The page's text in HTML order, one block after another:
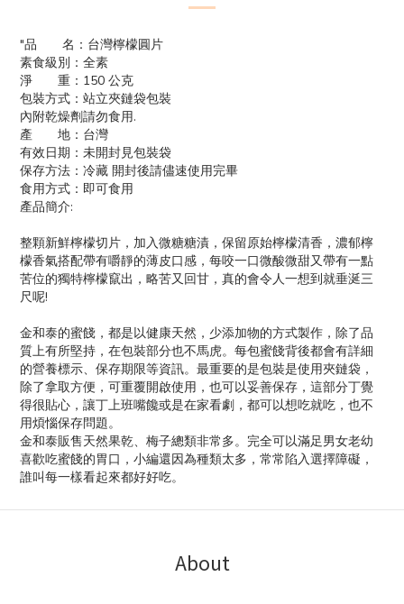
"品 名：台灣檸檬圓片
素食級別：全素
淨 重：150 公克
包裝方式：站立夾鏈袋包裝
內附乾燥劑請勿食用.
產 地：台灣
有效日期：未開封見包裝袋
保存方法：冷藏 開封後請儘速使用完畢
食用方式：即可食用
產品簡介:
整顆新鮮檸檬切片，加入微糖糖漬，保留原始檸檬清香，濃郁檸
檬香氣搭配帶有嚼靜的薄皮口感，每咬一口微酸微甜又帶有一點
苦位的獨特檸檬竄出，略苦又回甘，真的會令人一想到就垂涎三
尺呢!
金和泰的蜜餞，都是以健康天然，少添加物的方式製作，除了品
質上有所堅持，在包裝部分也不馬虎。每包蜜餞背後都會有詳細
的營養標示、保存期限等資訊。最重要的是包裝是使用夾鏈袋，
除了拿取方便，可重覆開啟使用，也可以妥善保存，這部分丁覺
得很貼心，讓丁上班嘴饞或是在家看劇，都可以想吃就吃，也不
用煩惱保存問題。
金和泰販售天然果乾、梅子總類非常多。完全可以滿足男女老幼
喜歡吃蜜餞的胃口，小編還因為種類太多，常常陷入選擇障礙，
誰叫每一樣看起來都好好吃。
About